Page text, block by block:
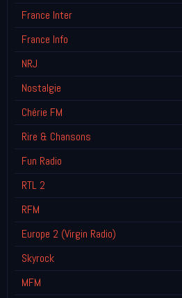
France Inter
France Info
NRJ
Nostalgie
Chérie FM
Rire & Chansons
Fun Radio
RTL 2
RFM
Europe 2 (Virgin Radio)
Skyrock
MFM